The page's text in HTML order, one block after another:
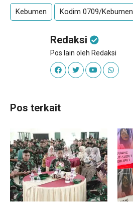
Kebumen Kodim 0709/Kebumen
Redaksi
Pos lain oleh Redaksi
Pos terkait